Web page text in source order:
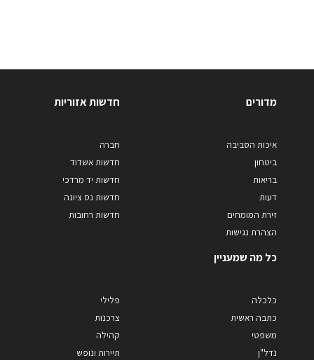
מדורים
איכות הסביבה
ביטחון
בריאות
דעות
זירת המומחים
הצהרת נגישות
חדשות אזוריות
חברה
חדשות אשדוד
חדשות יד מרדכי
חדשות נס ציונה
חדשות רחובות
כל מה שמעניין
כלכלה
כתבה ראשית
משפטי
נדל"ן
פלילי
צרכנות
קהילה
תיירות ונופש